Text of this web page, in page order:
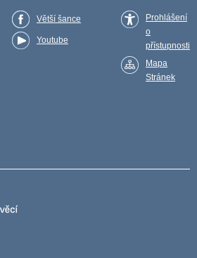
Větší šance
Youtube
Prohlášení
o
přístupnosti
Mapa
Stránek